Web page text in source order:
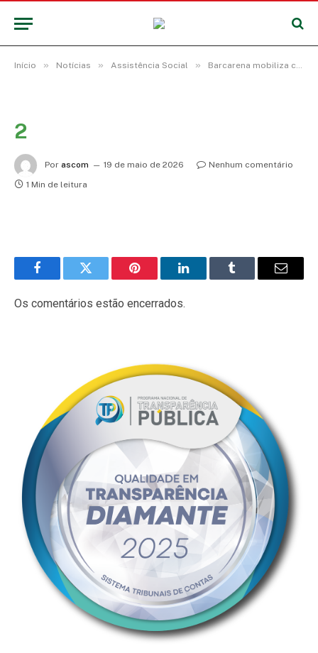
Início » Notícias » Assistência Social » Barcarena mobiliza comunidades em ações de combate ao abuso e exploração sexual infantil
2
Por ascom 19 de maio de 2026
Nenhum comentário
1 Min de leitura
FacebookTwitter Pinterest LinkedInTumblr
E-
Os comentários estão encerrados.